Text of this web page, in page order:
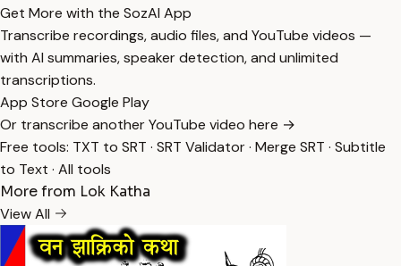
Get More with the SozAI App
Transcribe recordings, audio files, and YouTube videos —
with AI summaries, speaker detection, and unlimited
transcriptions.
App Store Google Play
Or transcribe another YouTube video here →
Free tools: TXT to SRT · SRT Validator· Merge SRT · Subtitle
to Text · All tools
More from Lok Katha
View All